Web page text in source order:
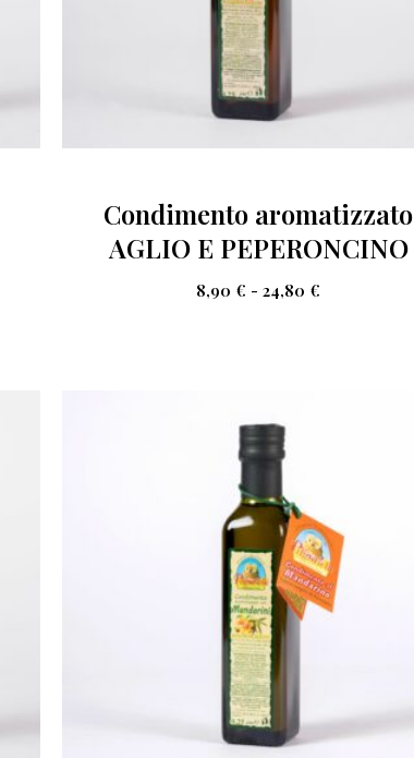
Condimento aromatizzato
AGLIO E PEPERONCINO
8,90 € - 24,80 €